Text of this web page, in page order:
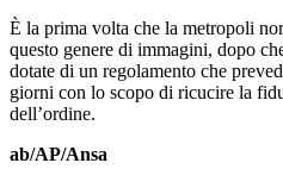
È la prima volta che la metropoli
questo genere di immagini, dopo
dotate di un regolamento che
giorni con lo scopo di ricucire la
dell’ordine.
ab/AP/Ansa